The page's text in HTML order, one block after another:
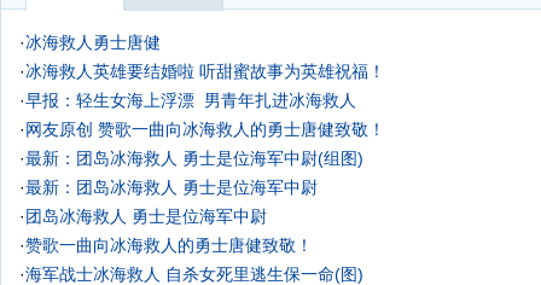
·冰海救人勇士唐健
·冰海救人英雄要结婚啦 听甜蜜故事为英雄祝福！
·早报：轻生女海上浮漂 男青年扎进冰海救人
·网友原创 赞歌一曲向冰海救人的勇士唐健致敬！
·最新：团岛冰海救人 勇士是位海军中尉(组图)
·最新：团岛冰海救人 勇士是位海军中尉
·团岛冰海救人 勇士是位海军中尉
·赞歌一曲向冰海救人的勇士唐健致敬！
·海军战士冰海救人 自杀女死里逃生保一命(图)